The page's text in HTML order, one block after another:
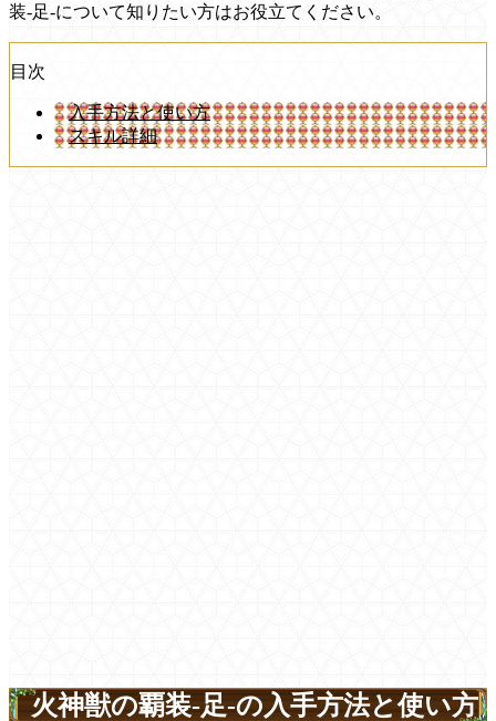
装-足-について知りたい方はお役立てください。
目次
入手方法と使い方
スキル詳細
火神獣の覇装-足-の入手方法と使い方